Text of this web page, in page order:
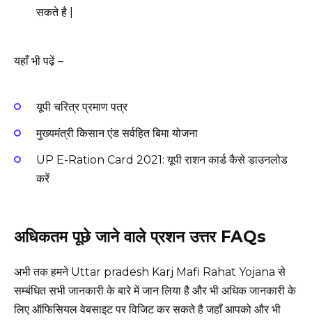
सकते है |
यहाँ भी पढ़ें –
यूपी चरित्र प्रमाण पत्र
मुख्यमंत्री किसान एंड सर्वहित बिमा योजना
UP E-Ration Card 2021: यूपी राशन कार्ड कैसे डाउनलोड
करें
अधिकतम पूछे जाने वाले प्रशन उत्तर FAQs
अभी तक हमने Uttar pradesh Karj Mafi Rahat Yojana से
सम्बंधित सभी जानकारी के बारे में जान लिया है और भी अधिक जानकारी के
लिए ऑफिसियल वेबसाइट पर विजिट कर सकते है जहाँ आपको और भी